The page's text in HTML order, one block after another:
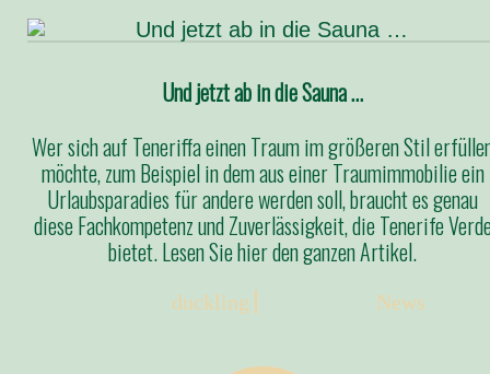
Und jetzt ab in die Sauna …
Wer sich auf Teneriffa einen Traum im größeren Stil
möchte, zum Beispiel in dem aus einer Traumimmobilie ein
Urlaubsparadies für andere werden soll, braucht es genau
diese Fachkompetenz und Zuverlässigkeit, die Tenerife
bietet. Lesen Sie hier den ganzen Artikel.
duckling News